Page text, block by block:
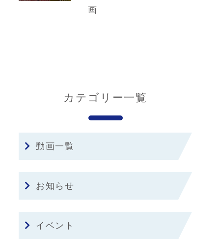
画
カテゴリー一覧
動画一覧
お知らせ
イベント